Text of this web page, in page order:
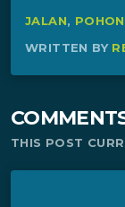
JALAN, POHON
WRITTEN BY
THIS POST